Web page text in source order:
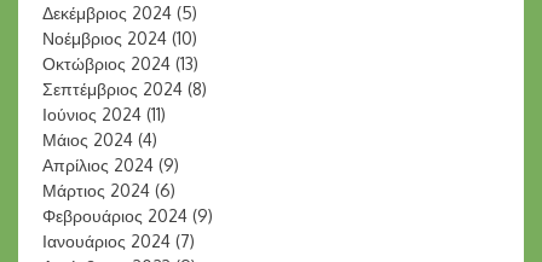
Δεκέμβριος 2024 (5)
Νοέμβριος 2024 (10)
Οκτώβριος 2024 (13)
Σεπτέμβριος 2024 (8)
Ιούνιος 2024 (11)
Μάιος 2024 (4)
Απρίλιος 2024 (9)
Μάρτιος 2024 (6)
Φεβρουάριος 2024 (9)
Ιανουάριος 2024 (7)